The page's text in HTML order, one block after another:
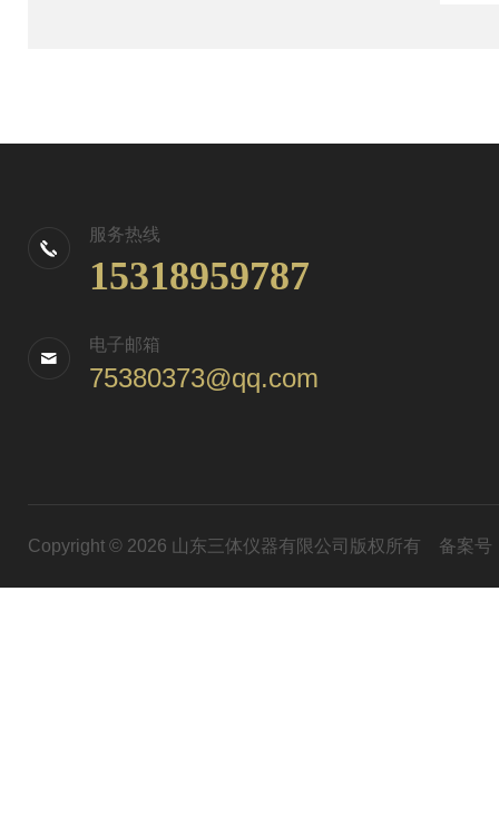
服务热线
15318959787
电子邮箱
75380373@qq.com
Copyright © 2026 山东三体仪器有限公司版权所有 备案号